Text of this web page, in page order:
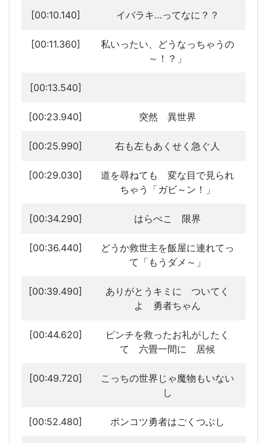
[00:10.140] イバラキ…ってなに？？
[00:11.360]
私いったい、どうなっちゃうの
～！？」
[00:13.540]
[00:23.940] 突然 異世界
[00:25.990] 右も左もあくせく急ぐ人
[00:29.030]
道を尋ねても 変な目で見られ
ちゃう「ガビ～ン！」
[00:34.290] はらぺこ 限界
[00:36.440]
どうか救世主を飯屋に連れてっ
て「もうダメ～」
[00:39.490]
ありがとうキミに ついてく
よ 勇者ちゃん
[00:44.620]
ピンチを救ったお礼がしたく
て 六畳一間に 居候
[00:49.720]
こっちの世界じゃ魔物もいない
し
[00:52.480] ポンコツ勇者はごくつぶし